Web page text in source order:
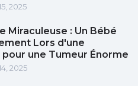
2025
Miraculeuse : Un Bébé
Lors d'une
pour une Tumeur Énorme
2025